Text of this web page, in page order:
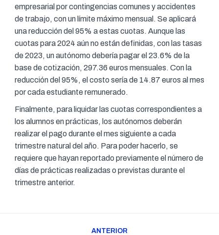
empresarial por contingencias comunes y accidentes
de trabajo, con un límite máximo mensual. Se aplicará
una reducción del 95% a estas cuotas. Aunque las
cuotas para 2024 aún no están definidas, con las tasas
de 2023, un autónomo debería pagar el 23.6% de la
base de cotización, 297.36 euros mensuales. Con la
reducción del 95%, el costo sería de 14.87 euros al mes
por cada estudiante remunerado.
Finalmente, para liquidar las cuotas correspondientes a
los alumnos en prácticas, los autónomos deberán
realizar el pago durante el mes siguiente a cada
trimestre natural del año. Para poder hacerlo, se
requiere que hayan reportado previamente el número de
días de prácticas realizadas o previstas durante el
trimestre anterior.
ANTERIOR